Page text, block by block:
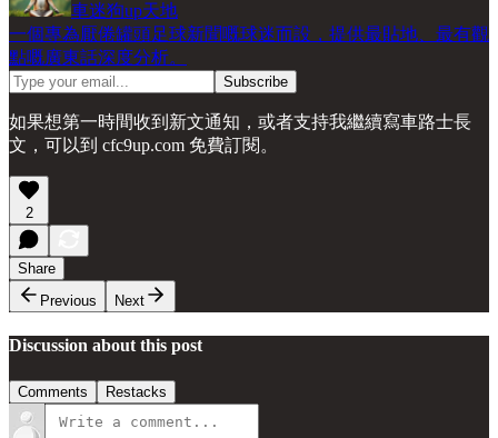
車迷狗up天地
一個專為厭倦罐頭足球新聞嘅球迷而設，提供最貼地、最有觀
點嘅廣東話深度分析。
如果想第一時間收到新文通知，或者支持我繼續寫車路士長
文，可以到 cfc9up.com 免費訂閱。
2
Share
Previous
Next
Discussion about this post
Comments Restacks